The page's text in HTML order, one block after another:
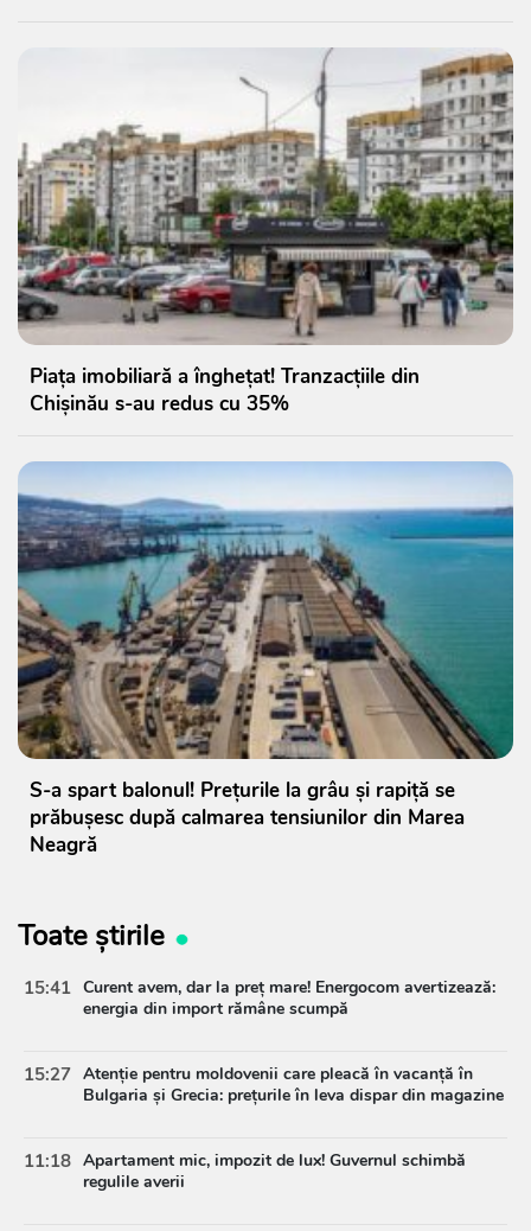
Piața imobiliară a înghețat! Tranzacțiile din
Chișinău s-au redus cu 35%
S-a spart balonul! Prețurile la grâu și rapiță se
prăbușesc după calmarea tensiunilor din Marea
Neagră
Toate știrile
15:41 Curent avem, dar la preț mare! Energocom avertizează:
energia din import rămâne scumpă
15:27 Atenție pentru moldovenii care pleacă în vacanță în
Bulgaria și Grecia: prețurile în leva dispar din magazine
11:18 Apartament mic, impozit de lux! Guvernul schimbă
regulile averii